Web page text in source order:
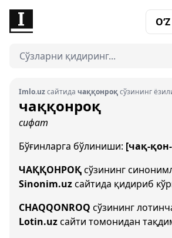
O‘Z
Imlo.uzсайтида чаққонроқсўзининг
чаққонроқ
сифат
Бўғинларга бўлиниши: [чақ-
ЧАҚҚОНРОҚсўзининг
Sinonim.uzсайтида қидириб
CHAQQONROQ сўзининг
Lotin.uzсайти томонидан